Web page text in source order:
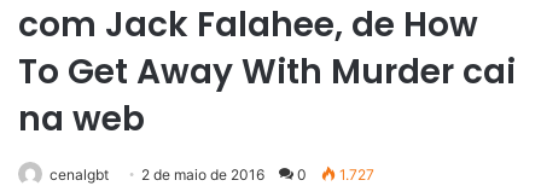
com Jack Falahee, de How
To Get Away With Murder cai
na web
cenalgbt 2 de maio de 2016 0 1.727